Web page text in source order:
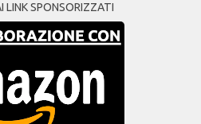
LINK SPONSORIZZATI